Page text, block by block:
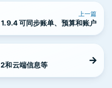
上一篇
可同步账单、预算和账户
和云端信息等